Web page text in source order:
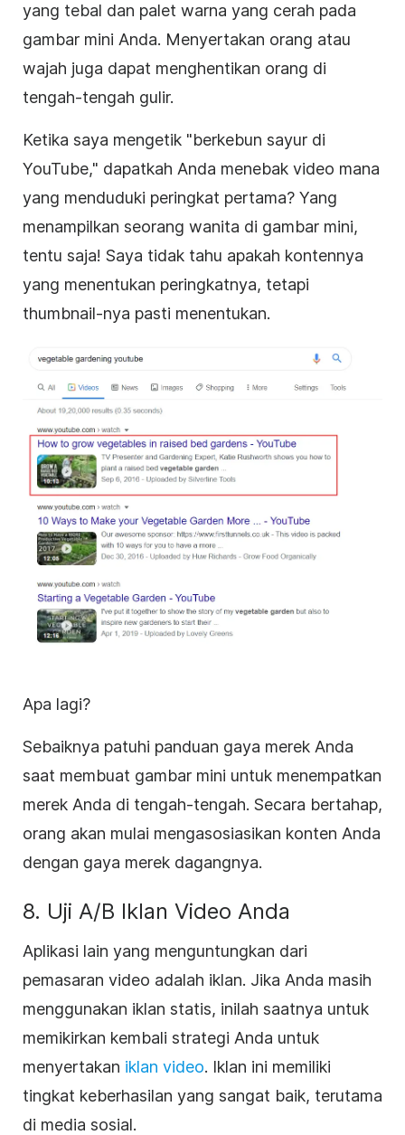
yang tebal dan palet warna yang cerah pada
gambar mini Anda. Menyertakan orang atau
wajah juga dapat menghentikan orang di
tengah-tengah gulir.
Ketika saya mengetik "berkebun sayur di
YouTube," dapatkah Anda menebak video mana
yang menduduki peringkat pertama? Yang
menampilkan seorang wanita di gambar mini,
tentu saja! Saya tidak tahu apakah kontennya
yang menentukan peringkatnya, tetapi
thumbnail-nya pasti menentukan.
Apa lagi?
Sebaiknya patuhi panduan gaya merek Anda
saat membuat gambar mini untuk menempatkan
merek Anda di tengah-tengah. Secara bertahap,
orang akan mulai mengasosiasikan konten Anda
dengan gaya merek dagangnya.
8. Uji A/B Iklan Video Anda
Aplikasi lain yang menguntungkan dari
pemasaran video adalah iklan. Jika Anda masih
menggunakan iklan statis, inilah saatnya untuk
memikirkan kembali strategi Anda untuk
menyertakan iklan video. Iklan ini memiliki
tingkat keberhasilan yang sangat baik, terutama
di media sosial.